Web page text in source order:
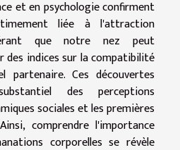
et en psychologie confirment
liée à l'attraction
que notre nez peut
indices sur la compatibilité
partenaire. Ces découvertes
des perceptions
sociales et les premières
comprendre l'importance
corporelles se révèle